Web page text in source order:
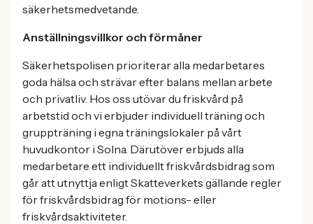
säkerhetsmedvetande.
Anställningsvillkor och förmåner
Säkerhetspolisen prioriterar alla medarbetares
goda hälsa och strävar efter balans mellan arbete
och privatliv. Hos oss utövar du friskvård på
arbetstid och vi erbjuder individuell träning och
gruppträning i egna träningslokaler på vårt
huvudkontor i Solna. Därutöver erbjuds alla
medarbetare ett individuellt friskvårdsbidrag som
går att utnyttja enligt Skatteverkets gällande regler
för friskvårdsbidrag för motions- eller
friskvårdsaktiviteter.